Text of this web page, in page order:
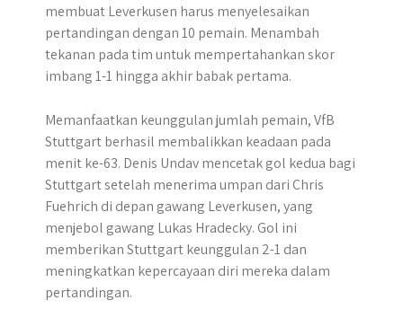
membuat Leverkusen harus menyelesaikan
pertandingan dengan 10 pemain. Menambah
tekanan pada tim untuk mempertahankan skor
imbang 1-1 hingga akhir babak pertama.
​Memanfaatkan keunggulan jumlah pemain, VfB
Stuttgart berhasil membalikkan keadaan pada
menit ke-63.​ Denis Undav mencetak gol kedua bagi
Stuttgart setelah menerima umpan dari Chris
Fuehrich di depan gawang Leverkusen, yang
menjebol gawang Lukas Hradecky. Gol ini
memberikan Stuttgart keunggulan 2-1 dan
meningkatkan kepercayaan diri mereka dalam
pertandingan.